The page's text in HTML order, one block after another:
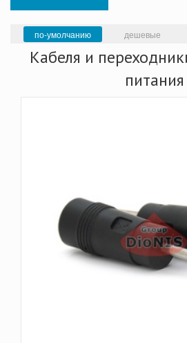
по-умолчанию дешевые
Кабеля и
питания